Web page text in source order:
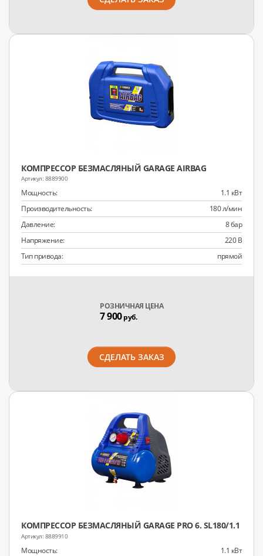
КОМПРЕССОР БЕЗМАСЛЯНЫЙ GARAGE AIRBAG
8889900
Мощность:
1.1 кВт
Производительность:
180 л/мин
Давление:
8 бар
Напряжение:
220 В
Тип привода:
прямой
РОЗНИЧНАЯ ЦЕНА
7 900руб.
СДЕЛАТЬ ЗАКАЗ
КОМПРЕССОР БЕЗМАСЛЯНЫЙ GARAGE PRO 6. SL180/1.1
8889910
Мощность:
1.1 кВт